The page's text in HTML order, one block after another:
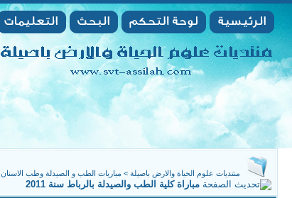
منتديات علوم الحياة والارض باصيلة > مباريات الطب و الصيدلة وطب الاسنان
مباراة كلية الطب والصيدلة بالرباط سنة 2011